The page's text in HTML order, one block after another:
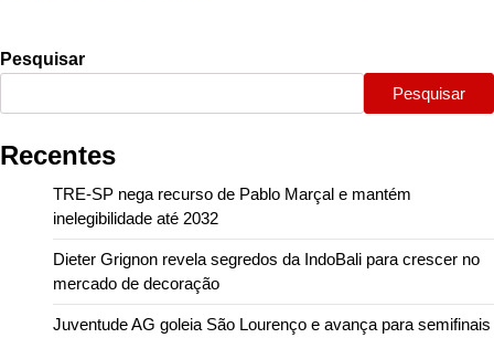
Pesquisar
Pesquisar
Recentes
TRE-SP nega recurso de Pablo Marçal e mantém
inelegibilidade até 2032
Dieter Grignon revela segredos da IndoBali para crescer no
mercado de decoração
Juventude AG goleia São Lourenço e avança para semifinais